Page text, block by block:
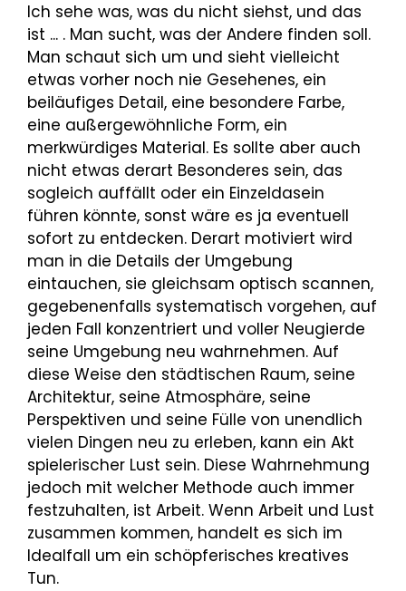
Ich sehe was, was du nicht siehst, und das
ist ... . Man sucht, was der Andere finden soll.
Man schaut sich um und sieht vielleicht
etwas vorher noch nie Gesehenes, ein
beiläufiges Detail, eine besondere Farbe,
eine außergewöhnliche Form, ein
merkwürdiges Material. Es sollte aber auch
nicht etwas derart Besonderes sein, das
sogleich auffällt oder ein Einzeldasein
führen könnte, sonst wäre es ja eventuell
sofort zu entdecken. Derart motiviert wird
man in die Details der Umgebung
eintauchen, sie gleichsam optisch scannen,
gegebenenfalls systematisch vorgehen, auf
jeden Fall konzentriert und voller Neugierde
seine Umgebung neu wahrnehmen. Auf
diese Weise den städtischen Raum, seine
Architektur, seine Atmosphäre, seine
Perspektiven und seine Fülle von unendlich
vielen Dingen neu zu erleben, kann ein Akt
spielerischer Lust sein. Diese Wahrnehmung
jedoch mit welcher Methode auch immer
festzuhalten, ist Arbeit. Wenn Arbeit und Lust
zusammen kommen, handelt es sich im
Idealfall um ein schöpferisches kreatives
Tun.